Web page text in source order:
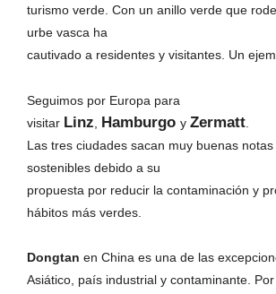
turismo verde. Con un anillo verde que
urbe vasca ha
cautivado a residentes y visitantes. Un
Seguimos por Europa para
visitar Linz Hamburgo y Zermatt
Las tres ciudades sacan muy buenas
sostenibles debido a su
propuesta por reducir la contaminación y
hábitos más verdes.
Dongtan en China es una de las
Asiático, país industrial y contaminante. Por